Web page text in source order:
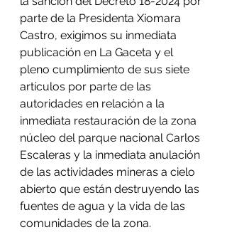
parte de la Presidenta Xiomara
Castro, exigimos su inmediata
publicación en La Gaceta y el
pleno cumplimiento de sus siete
artículos por parte de las
autoridades en relación a la
inmediata restauración de la zona
núcleo del parque nacional Carlos
Escaleras y la inmediata anulación
de las actividades mineras a cielo
abierto que están destruyendo las
fuentes de agua y la vida de las
comunidades de la zona.